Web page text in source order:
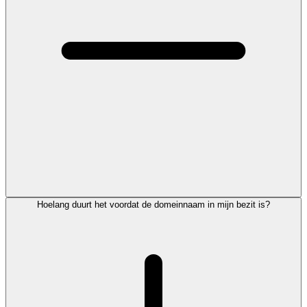
Hoelang duurt het voordat de domeinnaam in mijn bezit is?